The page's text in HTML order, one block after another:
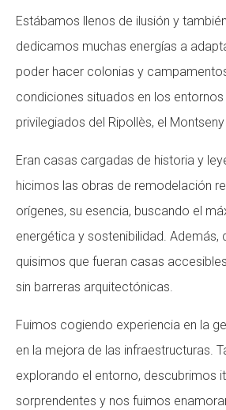
Estábamos llenos de ilusión y
dedicamos muchas energías a
poder hacer colonias y
condiciones situados en los entornos
privilegiados del Ripollès, el
Eran casas cargadas de historia y
hicimos las obras de remodelación
orígenes, su esencia, buscando el
energética y sostenibilidad. Además,
quisimos que fueran casas
sin barreras arquitectónicas.
Fuimos cogiendo experiencia en la
en la mejora de las infraestructuras.
explorando el entorno, descubrimos
sorprendentes y nos fuimos
Memòria d'activitats
ACTUALITAT
Butlletins
Diari de la Fundació
Xarxes socials
Fes voluntariat
Treballa amb nosaltres
Memòria d'activitats
ACTUALITAT
Butlletins
Diari de la Fundació
Xarxes socials
Fes voluntariat
Treballa amb nosaltres